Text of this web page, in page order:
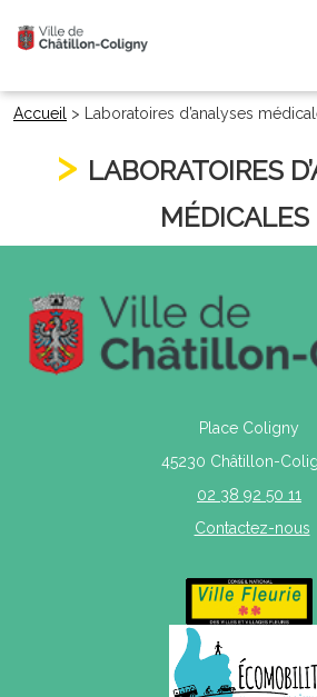
Accueil > Laboratoires d’analyses
LABORATOIRES
MÉDICALES
Place Coligny
45230 Châtillon-
02 38 92 50 11
Contactez-nous